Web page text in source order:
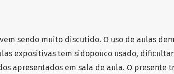
sendo muito discutido. O uso de aulas
expositivas tem sidopouco usado,
apresentados em sala de aula. O presente